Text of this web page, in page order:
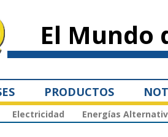
principal
El Mundo
PRODUCTOS
Electricidad Energías